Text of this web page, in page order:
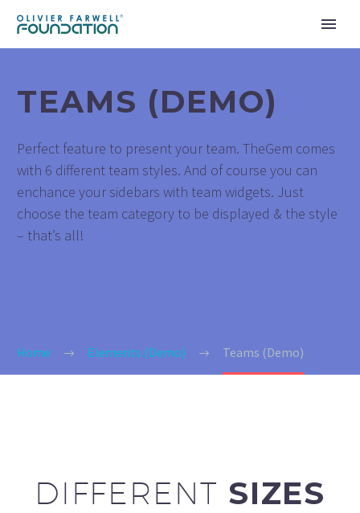
TEAMS (DEMO)
Perfect feature to present your team. TheGem comes
with 6 different team styles. And of course you can
enchance your sidebars with team widgets. Just
choose the team category to be displayed & the style
– that’s all!
Home Elements (Demo) Teams (Demo)
DIFFERENT SIZES